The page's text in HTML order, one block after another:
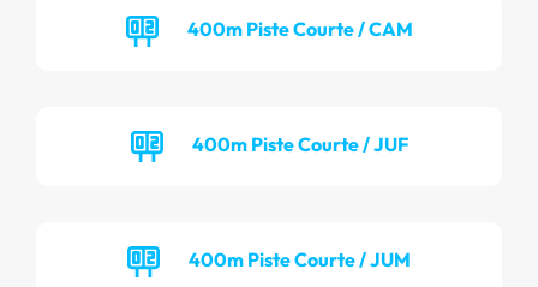
400m Piste Courte / CAM
400m Piste Courte / JUF
400m Piste Courte / JUM